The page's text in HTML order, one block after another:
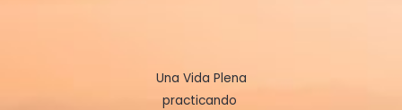
Una Vida Plena
practicando